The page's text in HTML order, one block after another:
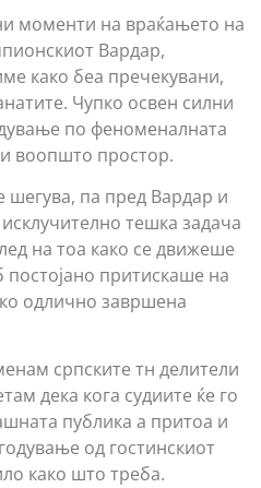
моменти на враќањето на
Вардар,
како беа пречекувани,
Чупко освен силни
по феноменалната
воопшто простор.
шегува, па пред Вардар и
тешка задача
на тоа како се движеше
постојано притискаше на
одлично завршена
српските тн делители
дека кога судиите ќе го
публика а притоа и
од гостинскиот
како што треба.